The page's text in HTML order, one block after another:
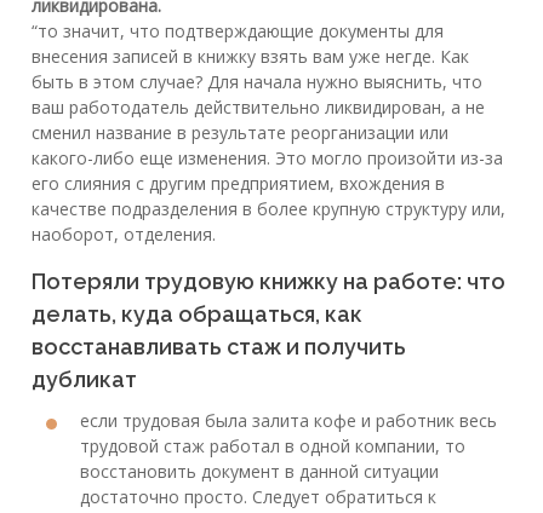
ликвидирована.
“то значит, что подтверждающие документы для
внесения записей в книжку взять вам уже негде. Как
быть в этом случае? Для начала нужно выяснить, что
ваш работодатель действительно ликвидирован, а не
сменил название в результате реорганизации или
какого-либо еще изменения. Это могло произойти из-за
его слияния с другим предприятием, вхождения в
качестве подразделения в более крупную структуру или,
наоборот, отделения.
Потеряли трудовую книжку на работе: что
делать, куда обращаться, как
восстанавливать стаж и получить
дубликат
если трудовая была залита кофе и работник весь
трудовой стаж работал в одной компании, то
восстановить документ в данной ситуации
достаточно просто. Следует обратиться к